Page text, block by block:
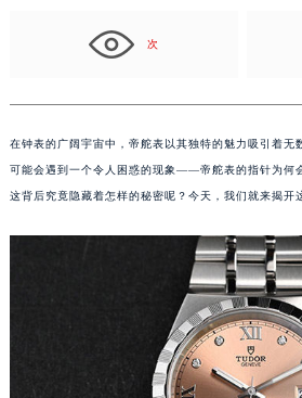
次
在钟表的广阔宇宙中，帝舵表以其独特的魅力吸引着无
可能会遇到一个令人困惑的现象——帝舵表的指针为何
这背后究竟隐藏着怎样的秘密呢？今天，我们就来揭开